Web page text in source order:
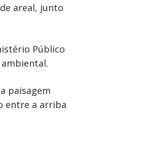
areal, junto
Público
paisagem
entre a arriba